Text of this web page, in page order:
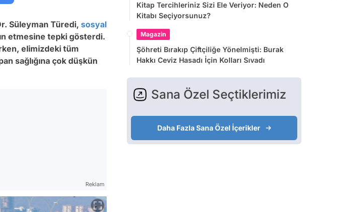
Süleyman Türedi, sosyal
etmesine tepki gösterdi.
elimizdeki tüm
sağlığına çok düşkün
Reklam
Kitap Tercihleriniz Sizi Ele Veriyor: Neden O
Kitabı Seçiyorsunuz?
Magazin
Şöhreti Bırakıp Çiftçiliğe Yönelmişti: Burak
Hakkı Ceviz Hasadı İçin Kolları Sıvadı
Sana Özel Seçtiklerimiz
Daha Fazla Sana Özel İçerikler